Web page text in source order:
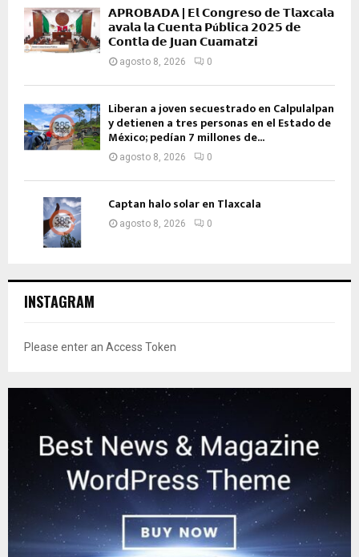
𝗔𝗣𝗥𝗢𝗕𝗔𝗗𝗔 | 𝗘𝗹 𝗖𝗼𝗻𝗴𝗿𝗲𝘀𝗼 𝗱𝗲 𝗧𝗹𝗮𝘅𝗰𝗮𝗹𝗮
𝗮𝘃𝗮𝗹𝗮 𝗹𝗮 𝗖𝘂𝗲𝗻𝘁𝗮 𝗣ú𝗯𝗹𝗶𝗰𝗮 𝟮𝟬𝟮𝟱 𝗱𝗲
𝗖𝗼𝗻𝘁𝗹𝗮 𝗱𝗲 𝗝𝘂𝗮𝗻 𝗖𝘂𝗮𝗺𝗮𝘁𝘇𝗶
agosto 8, 2026 0
Liberan a joven secuestrado en Calpulalpan
y detienen a tres personas en el Estado de
México; pedían 7 millones de...
agosto 8, 2026 0
Captan halo solar en Tlaxcala
agosto 8, 2026 0
INSTAGRAM
Please enter an Access Token